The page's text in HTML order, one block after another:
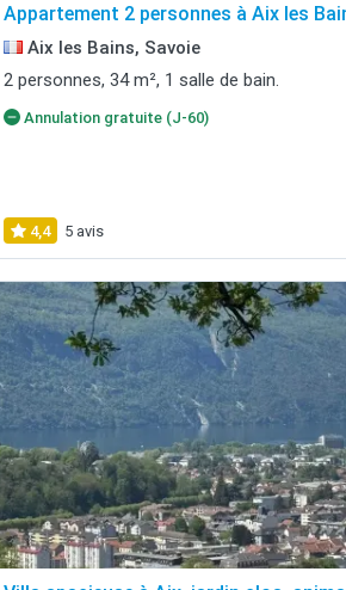
Appartement 2 personnes à Aix les
Aix les Bains, Savoie
2 personnes, 34 m², 1 salle de bain.
Annulation gratuite (J-60)
4,4 5 avis